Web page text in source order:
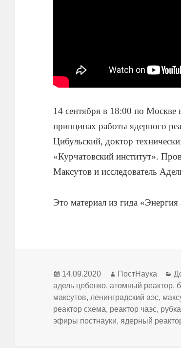
14 сентября в 18:00 по Москве
принципах работы ядерного
Цибульский, доктор
«Курчатовский институт».
Максутов и исследователь
Это материал из гида «Энергия
Опубликовано
14.09.2020 Автор
ПостНаука
адель цебенко,атомный реактор,
максутов, ленинградский аэс,
реактор схема, реактор чаэс,
эфиры постнауки, ядерный